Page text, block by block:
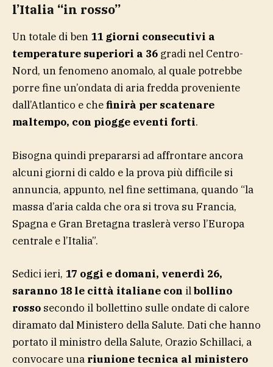
l’Italia “in rosso”
Un totale di ben 11 giorni consecutivi a
temperature superiori a 36 gradi nel Centro-
Nord, un fenomeno anomalo, al quale potrebbe
porre fine un’ondata di aria fredda proveniente
dall’Atlantico e chefinirà per scatenare
maltempo, con piogge eventi forti.
Bisogna quindi prepararsi ad affrontare ancora
alcuni giorni di caldo e la prova più difficile si
annuncia, appunto, nel fine settimana, quando “la
massa d’aria calda che ora si trova su Francia,
Spagna e Gran Bretagna traslerà verso l’Europa
centrale e l’Italia”.
Sedici ieri, 17 oggi e domani, venerdì 26,
saranno 18 le città italiane con ilbollino
rosso secondo il bollettino sulle ondate di calore
diramato dal Ministero della Salute. Dati che hanno
portato il ministro della Salute, Orazio Schillaci, a
convocare una riunione tecnica al ministero